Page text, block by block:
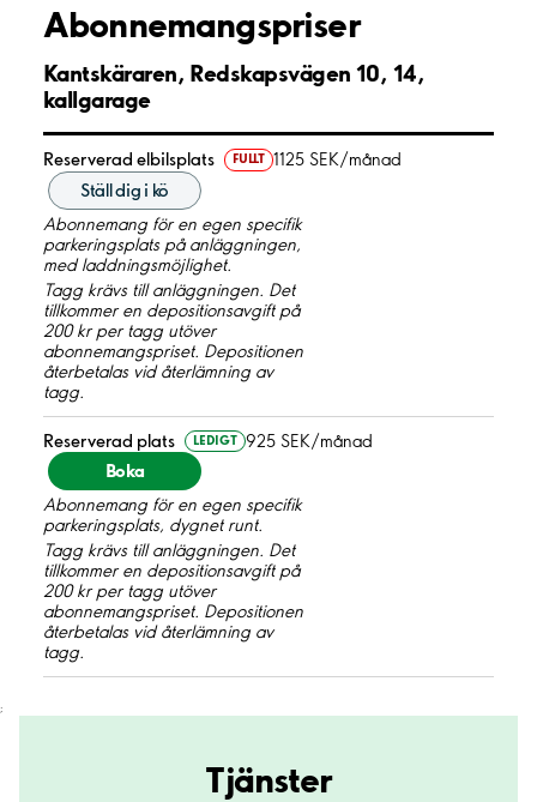
Abonnemangspriser
Kantskäraren, Redskapsvägen 10, 14,
kallgarage
Reserverad elbilsplats FULLT 1125 SEK/månad
Ställ dig i kö
Abonnemang för en egen specifik
parkeringsplats på anläggningen,
med laddningsmöjlighet.
Tagg krävs till anläggningen. Det
tillkommer en depositionsavgift på
200 kr per tagg utöver
abonnemangspriset. Depositionen
återbetalas vid återlämning av
tagg.
Reserverad plats LEDIGT 925 SEK/månad
Boka
Abonnemang för en egen specifik
parkeringsplats, dygnet runt.
Tagg krävs till anläggningen. Det
tillkommer en depositionsavgift på
200 kr per tagg utöver
abonnemangspriset. Depositionen
återbetalas vid återlämning av
tagg.
;
Tjänster